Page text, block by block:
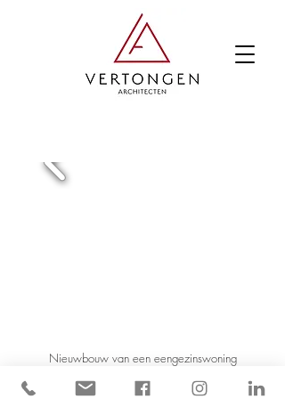
Nieuwbouw van een eengezinswoning
In samenwerking met
BCINT